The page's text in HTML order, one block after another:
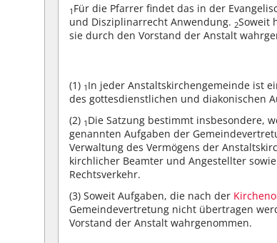
1 Für die Pfarrer findet das in der
und Disziplinarrecht Anwendung. 2Soweit
sie durch den Vorstand der Anstalt
(1) 1 In jeder Anstaltskirchengemeinde ist
des gottesdienstlichen und diakonischen
(2) 1 Die Satzung bestimmt insbesondere,
genannten Aufgaben der
Verwaltung des Vermögens der
kirchlicher Beamter und Angestellter
Rechtsverkehr.
(3) Soweit Aufgaben, die nach der
Gemeindevertretung nicht übertragen
Vorstand der Anstalt wahrgenommen.